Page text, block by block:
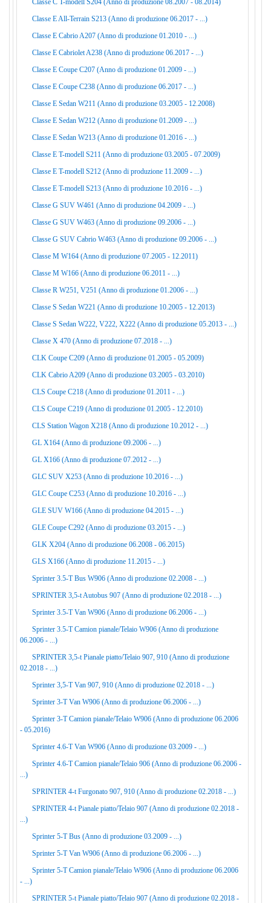
Classe E All-Terrain S213 (Anno di produzione 06.2017 - ...)
Classe E Cabrio A207 (Anno di produzione 01.2010 - ...)
Classe E Cabriolet A238 (Anno di produzione 06.2017 - ...)
Classe E Coupe C207 (Anno di produzione 01.2009 - ...)
Classe E Coupe C238 (Anno di produzione 06.2017 - ...)
Classe E Sedan W211 (Anno di produzione 03.2005 - 12.2008)
Classe E Sedan W212 (Anno di produzione 01.2009 - ...)
Classe E Sedan W213 (Anno di produzione 01.2016 - ...)
Classe E T-modell S211 (Anno di produzione 03.2005 - 07.2009)
Classe E T-modell S212 (Anno di produzione 11.2009 - ...)
Classe E T-modell S213 (Anno di produzione 10.2016 - ...)
Classe G SUV W461 (Anno di produzione 04.2009 - ...)
Classe G SUV W463 (Anno di produzione 09.2006 - ...)
Classe G SUV Cabrio W463 (Anno di produzione 09.2006 - ...)
Classe M W164 (Anno di produzione 07.2005 - 12.2011)
Classe M W166 (Anno di produzione 06.2011 - ...)
Classe R W251, V251 (Anno di produzione 01.2006 - ...)
Classe S Sedan W221 (Anno di produzione 10.2005 - 12.2013)
Classe S Sedan W222, V222, X222 (Anno di produzione 05.2013 - ...)
Classe X 470 (Anno di produzione 07.2018 - ...)
CLK Coupe C209 (Anno di produzione 01.2005 - 05.2009)
CLK Cabrio A209 (Anno di produzione 03.2005 - 03.2010)
CLS Coupe C218 (Anno di produzione 01.2011 - ...)
CLS Coupe C219 (Anno di produzione 01.2005 - 12.2010)
CLS Station Wagon X218 (Anno di produzione 10.2012 - ...)
GL X164 (Anno di produzione 09.2006 - ...)
GL X166 (Anno di produzione 07.2012 - ...)
GLC SUV X253 (Anno di produzione 10.2016 - ...)
GLC Coupe C253 (Anno di produzione 10.2016 - ...)
GLE SUV W166 (Anno di produzione 04.2015 - ...)
GLE Coupe C292 (Anno di produzione 03.2015 - ...)
GLK X204 (Anno di produzione 06.2008 - 06.2015)
GLS X166 (Anno di produzione 11.2015 - ...)
Sprinter 3.5-T Bus W906 (Anno di produzione 02.2008 - ...)
SPRINTER 3,5-t Autobus 907 (Anno di produzione 02.2018 - ...)
Sprinter 3.5-T Van W906 (Anno di produzione 06.2006 - ...)
Sprinter 3.5-T Camion pianale/Telaio W906 (Anno di produzione
06.2006 - ...)
SPRINTER 3,5-t Pianale piatto/Telaio 907, 910 (Anno di produzione
02.2018 - ...)
Sprinter 3,5-T Van 907, 910 (Anno di produzione 02.2018 - ...)
Sprinter 3-T Van W906 (Anno di produzione 06.2006 - ...)
Sprinter 3-T Camion pianale/Telaio W906 (Anno di produzione 06.2006
- 05.2016)
Sprinter 4.6-T Van W906 (Anno di produzione 03.2009 - ...)
Sprinter 4.6-T Camion pianale/Telaio 906 (Anno di produzione 06.2006 -
...)
SPRINTER 4-t Furgonato 907, 910 (Anno di produzione 02.2018 - ...)
SPRINTER 4-t Pianale piatto/Telaio 907 (Anno di produzione 02.2018 -
...)
Sprinter 5-T Bus (Anno di produzione 03.2009 - ...)
Sprinter 5-T Van W906 (Anno di produzione 06.2006 - ...)
Sprinter 5-T Camion pianale/Telaio W906 (Anno di produzione 06.2006
- ...)
SPRINTER 5-t Pianale piatto/Telaio 907 (Anno di produzione 02.2018 -